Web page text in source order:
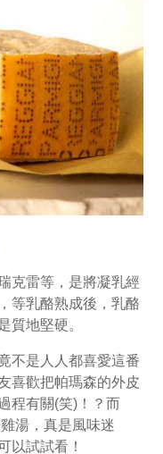
克雷等，是將凝乳經
等乳酪熟成後，乳酪
質地堅硬。
不是人人都喜愛這番
喜歡把帕瑪森的外皮
程有關(笑)！？而
湯，真是風味迷
以試試看！